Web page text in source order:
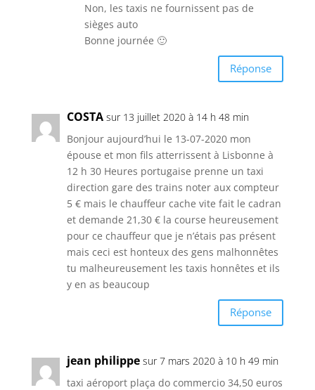
Non, les taxis ne fournissent pas de
sièges auto
Bonne journée 🙂
Réponse
COSTA sur 13 juillet 2020 à 14 h 48 min
Bonjour aujourd’hui le 13-07-2020 mon
épouse et mon fils atterrissent à Lisbonne à
12 h 30 Heures portugaise prenne un taxi
direction gare des trains noter aux compteur
5 € mais le chauffeur cache vite fait le cadran
et demande 21,30 € la course heureusement
pour ce chauffeur que je n’étais pas présent
mais ceci est honteux des gens malhonnêtes
tu malheureusement les taxis honnêtes et ils
y en as beaucoup
Réponse
jean philippe sur 7 mars 2020 à 10 h 49 min
taxi aéroport plaça do commercio 34,50 euros